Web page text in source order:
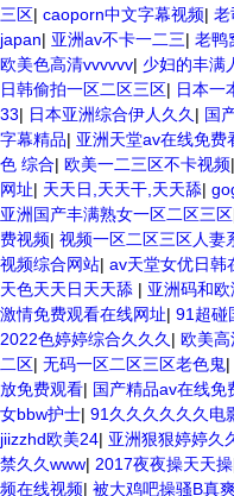
三区| caoporn中文字幕视频| 老
japan| 亚洲av不卡一二三| 老鸭
欧美色高清vvvvvv| 少妇的丰满
日韩偷拍一区二区三区| 日本一
33| 日本亚洲综合伊人久久 | 国
字幕精品| 亚洲天堂av在线免费
色 综合| 欧美一二三区不卡视频|
网址| 天天日,天天干,天天舔|
亚洲国产丰满熟女一区二区三区
费视频| 视频一区二区三区人妻
视频综合网站| av天堂女优日韩
天色天天日天天舔 | 亚洲码和
激情免费观看在线网址| 91超碰
2022色婷婷综合久久久 | 欧美
二区| 无码一区二区三区老色鬼|
放免费观看| 国产精品av在线免
女bbw护士| 91久久久久久久电
jiizzhd欧美24| 亚洲狠狠婷婷久
禁久久www| 2017夜夜操天天操
频在线视频| 被大鸡吧操骚B真